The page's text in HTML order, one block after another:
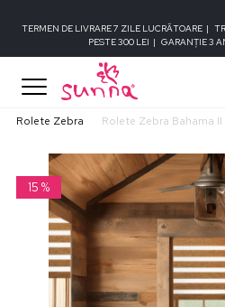
TERMEN DE LIVRARE 7 ZILE LUCRĂTOARE |
PESTE 300 LEI | GARANȚIE 3
Rolete Zebra Rolete Zebra Bahama II
15 %